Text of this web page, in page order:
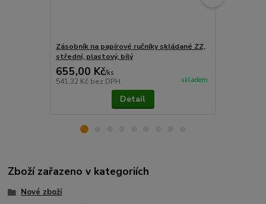
Zásobník na papírové ručníky skládané ZZ,
střední, plastový, bílý
655,00 Kč/ks
541,32 Kč bez DPH skladem
Detail
Zboží zařazeno v kategoriích
Nové zboží